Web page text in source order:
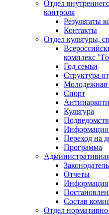
Отдел
контроля
Результаты
Контакты
Отдел культуры,
комплекс
Год семьи
Структура
Молодежная
Спорт
Культура
Переход на
Программа
Отчеты
Информация
Состав
Отдел